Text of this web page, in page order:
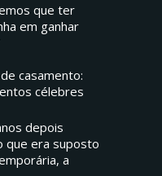
que ter
em ganhar
casamento:
célebres
depois
que era suposto
a